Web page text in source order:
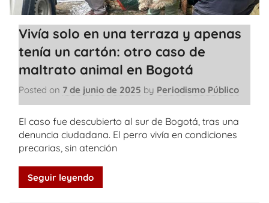
Vivía solo en una terraza y apenas
tenía un cartón: otro caso de
maltrato animal en Bogotá
Posted on 7 de junio de 2025 by Periodismo Público
El caso fue descubierto al sur de Bogotá, tras una
denuncia ciudadana. El perro vivía en condiciones
precarias, sin atención
Seguir leyendo